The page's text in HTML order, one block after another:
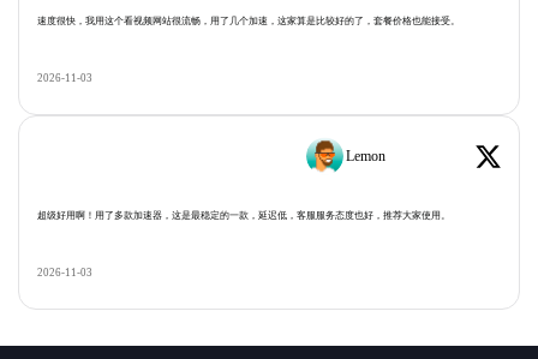
速度很快，我用这个看视频网站很流畅，用了几个加速，这家算是比较好的了，套餐价格也能接受。
2026-11-03
Lemon
超级好用啊！用了多款加速器，这是最稳定的一款，延迟低，客服服务态度也好，推荐大家使用。
2026-11-03